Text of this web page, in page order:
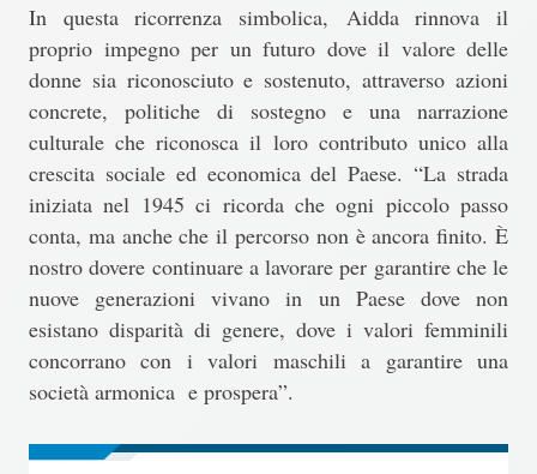
In questa ricorrenza simbolica, Aidda rinnova il
proprio impegno per un futuro dove il valore delle
donne sia riconosciuto e sostenuto, attraverso azioni
concrete, politiche di sostegno e una narrazione
culturale che riconosca il loro contributo unico alla
crescita sociale ed economica del Paese. “La strada
iniziata nel 1945 ci ricorda che ogni piccolo passo
conta, ma anche che il percorso non è ancora finito. È
nostro dovere continuare a lavorare per garantire che le
nuove generazioni vivano in un Paese dove non
esistano disparità di genere, dove i valori femminili
concorrano con i valori maschili a garantire una
società armonica e prospera”.